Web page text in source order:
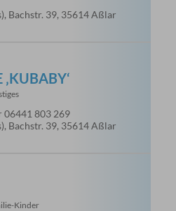
Bachstr. 39, 35614 Aßlar
06441 803 269
Bachstr. 39, 35614 Aßlar
Kinder